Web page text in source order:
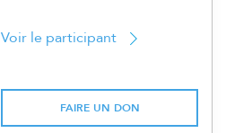
Voir le participant
FAIRE UN DON